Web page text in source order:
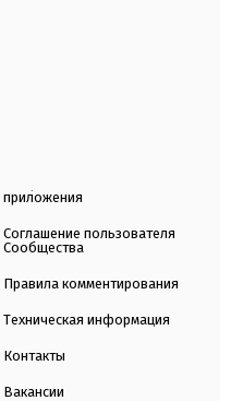
приложения
Соглашение пользователя
Сообщества
Правила комментирования
Техническая информация
Контакты
Вакансии